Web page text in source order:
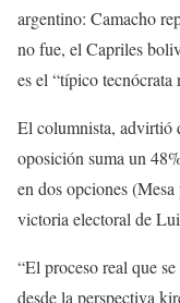
argentino: Camacho
no fue, el Capriles
es el “típico tecnócrata
El columnista, advirtió
oposición suma un
en dos opciones
victoria electoral de
“El proceso real que
desde la perspectiva